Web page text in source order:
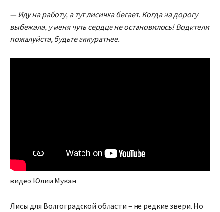
— Иду на работу, а тут лисичка бегает. Когда на дорогу
выбежала, у меня чуть сердце не остановилось! Водители
пожалуйста, будьте аккуратнее.
видео Юлии Мукан
Лисы для Волгоградской области – не редкие звери. Но